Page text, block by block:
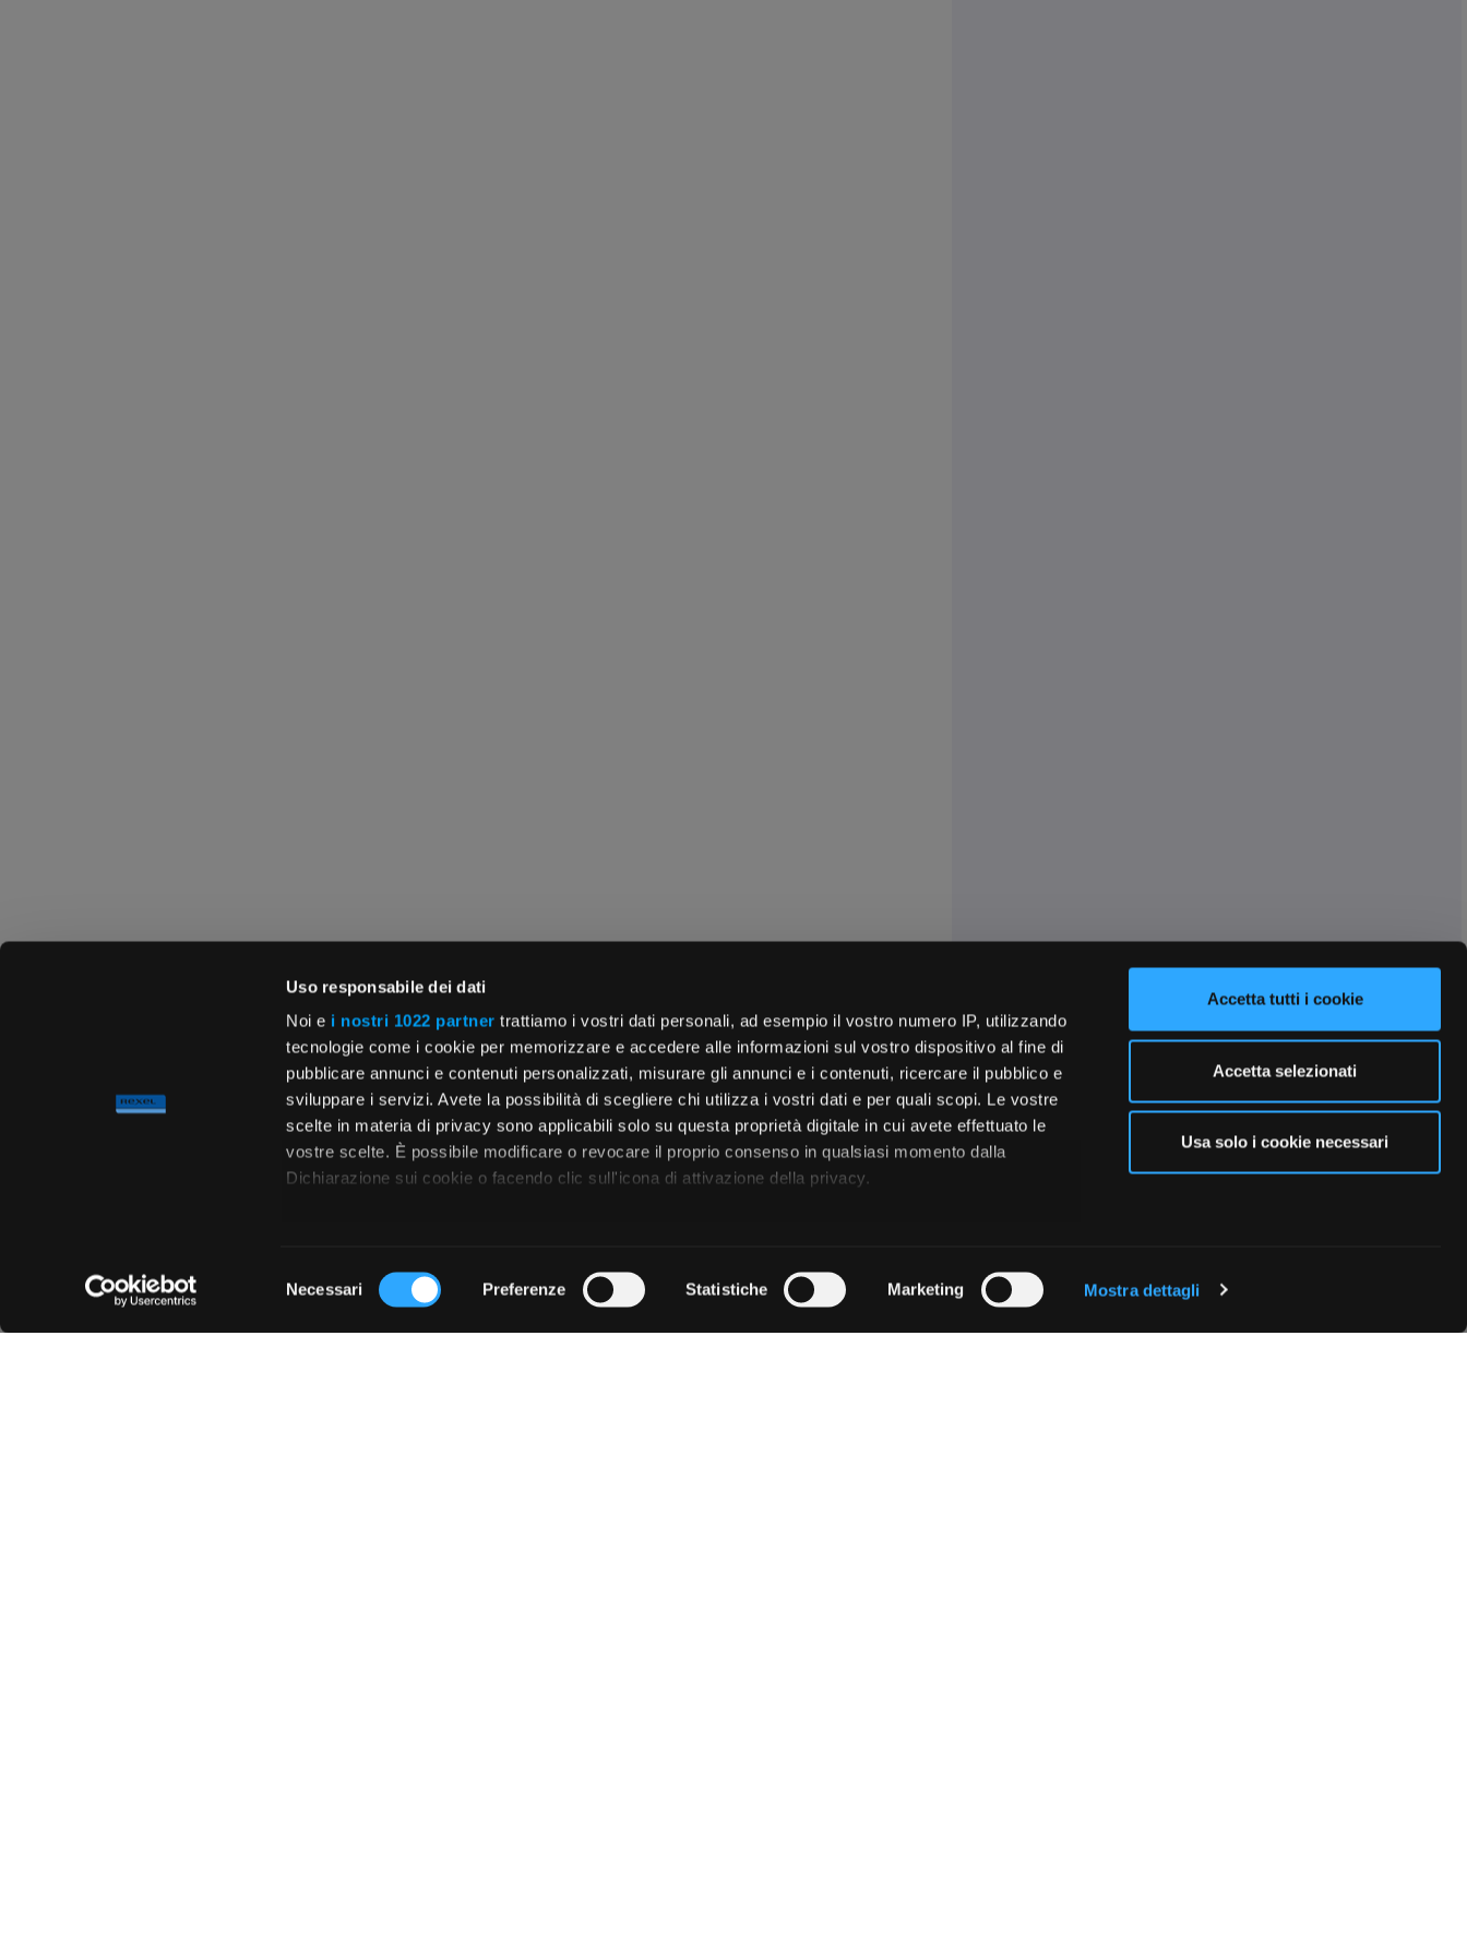
Uso responsabile dei dati
Noi e i nostri 1022 partner trattiamo i vostri dati personali, ad esempio il vostro numero IP, utilizzando
tecnologie come i cookie per memorizzare e accedere alle informazioni sul vostro dispositivo al fine di
pubblicare annunci e contenuti personalizzati, misurare gli annunci e i contenuti, ricercare il pubblico e
sviluppare i servizi. Avete la possibilità di scegliere chi utilizza i vostri dati e per quali scopi. Le vostre
scelte in materia di privacy sono applicabili solo su questa proprietà digitale in cui avete effettuato le
vostre scelte. È possibile modificare o revocare il proprio consenso in qualsiasi momento dalla
Dichiarazione sui cookie o facendo clic sull'icona di attivazione della privacy.
metro,
Identificare il tuo dispositivo, scansionandolo attivamente alla ricerca di caratteristiche specifiche
(impronte digitali).
del
Necessari Preferenze Statistiche Marketing Mostra dettagli
Accetta tutti i cookie
Accetta selezionati
Usa solo i cookie necessari
Chiedi ai nostri tecnici